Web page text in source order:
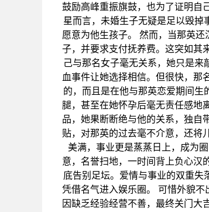
鼓励高峰重振旗鼓，也为了证明自
星而言，未婚生子无疑是足以毁
愿意为他生孩子。 然而，当那英
子，并要求支付抚养费。这突如其
己与那名女子毫无关系，她只是
血事件让她选择相信。但很快，那
的，而且是在他与那英恋爱期间
腿，甚至在她怀孕后毫无责任感地
品，她果断断绝与他的关系，独自
贴，对那英的过去毫不介意，还将
美满，事业更是蒸蒸日上，成为
意，名誉扫地，一时间背上负心汉
底告别足坛。爱情与事业的双重失
凭借名气进入娱乐圈。 可惜外貌
因缺乏经验经营不善，最终关门大